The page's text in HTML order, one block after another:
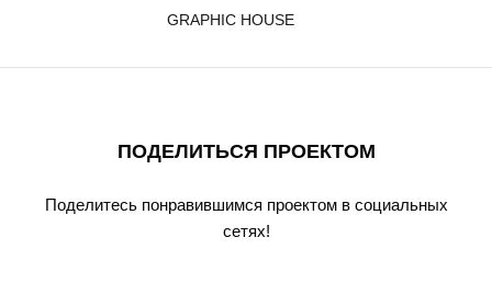
GRAPHIC HOUSE
ПОДЕЛИТЬСЯ ПРОЕКТОМ
Поделитесь понравившимся проектом в социальных
сетях!